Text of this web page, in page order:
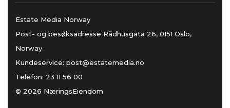
Estate Media Norway
Post- og besøksadresse Rådhusgata 26, 0151 Oslo,
Norway
Kundeservice: post@estatemedia.no
Telefon: 23 11 56 00
© 2026 NæringsEiendom